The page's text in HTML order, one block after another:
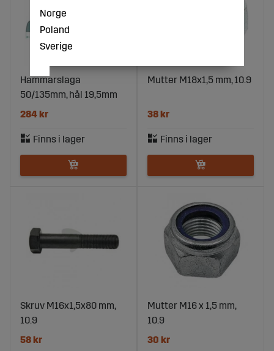
Hammarslaga
50/135mm, hål 19,5mm
284 kr
Mutter M18x1,5 mm, 10.9
38 kr
Skruv M16x1,5x80 mm,
10.9
58 kr
Mutter M16 x 1,5 mm,
10.9
30 kr
Norge
Poland
Sverige